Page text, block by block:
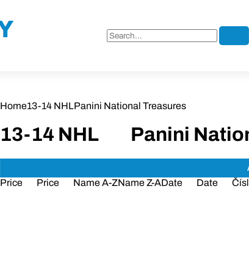
Home13-14 NHLPanini National Treasures
13-14 NHL Panini
Price Price Name A-ZName Z-ADate Date